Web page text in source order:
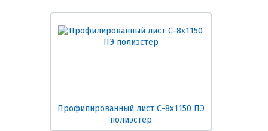
Профилированный лист С-8х1150 ПЭ
полиэстер